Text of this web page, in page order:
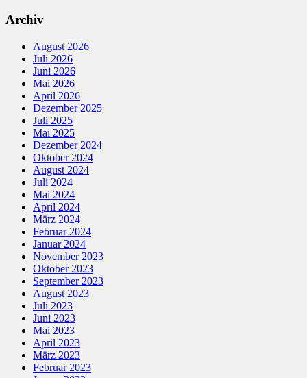
Archiv
August 2026
Juli 2026
Juni 2026
Mai 2026
April 2026
Dezember 2025
Juli 2025
Mai 2025
Dezember 2024
Oktober 2024
August 2024
Juli 2024
Mai 2024
April 2024
März 2024
Februar 2024
Januar 2024
November 2023
Oktober 2023
September 2023
August 2023
Juli 2023
Juni 2023
Mai 2023
April 2023
März 2023
Februar 2023